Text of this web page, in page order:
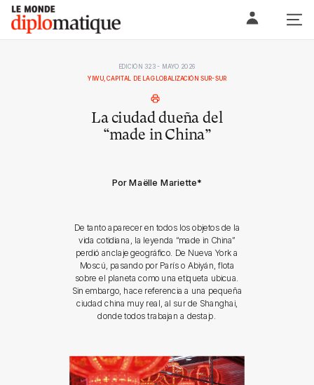
Skip
content
Le monde diplomatique
EDICIÓN 323 - MAYO 2026
YIWU, CAPITAL DE LA GLOBALIZACIÓN SUR-SUR
La ciudad dueña del
“made in China”
Por Maëlle Mariette*
De tanto aparecer en todos los objetos de la
vida cotidiana, la leyenda “made in China”
perdió anclaje geográfico. De Nueva York a
Moscú, pasando por París o Abiyán, flota
sobre el planeta como una etiqueta ubicua.
Sin embargo, hace referencia a una pequeña
ciudad china muy real, al sur de Shanghai,
donde todos trabajan a destajo.